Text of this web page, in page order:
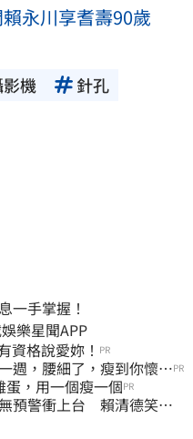
永川享耆壽90歲
機
針孔
手掌握！
即刻下載娛樂星聞APP
資格說愛妳！ PR
週，腰細了，瘦到你懷疑PR
，用一個瘦一個PR
預警衝上台 賴清德笑